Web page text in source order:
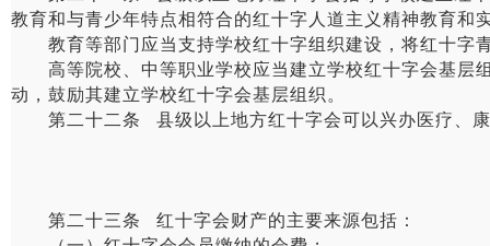
教育和与青少年特点相符合的红十字人道主义精神教育和
教育等部门应当支持学校红十字组织建设，将红十字
高等院校、中等职业学校应当建立学校红十字会基层
动，鼓励其建立学校红十字会基层组织。
第二十二条 县级以上地方红十字会可以兴办医疗、康
第二十三条 红十字会财产的主要来源包括：